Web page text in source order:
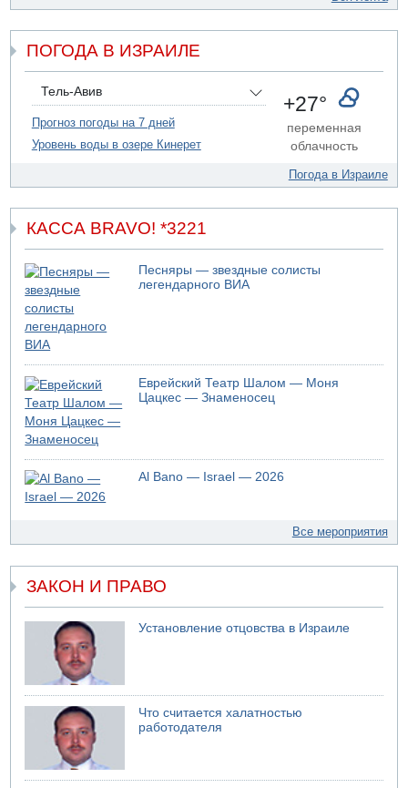
Возле Кирьят-Арбы пожар на местности
06.08.2026 12:06
США не будут давить на Израиль в вопросе Ливана
06.08.2026 11:41
Трое подростков ограбили сексшоп в Холоне
Взрыв в Северном Тель-Авиве
ПОГОДА В ИЗРАИЛЕ
Тель-Авив
Прогноз погоды на 7 дней
Уровень воды в озере Кинерет
+27°
переменная
облачность
Погода в Израиле
КАССА BRAVO! *3221
Песняры — звездные солисты
легендарного ВИА
Еврейский Театр Шалом — Моня
Цацкес — Знаменосец
Al Bano — Israel — 2026
Все мероприятия
ЗАКОН И ПРАВО
Установление отцовства в Израиле
Что считается халатностью
работодателя